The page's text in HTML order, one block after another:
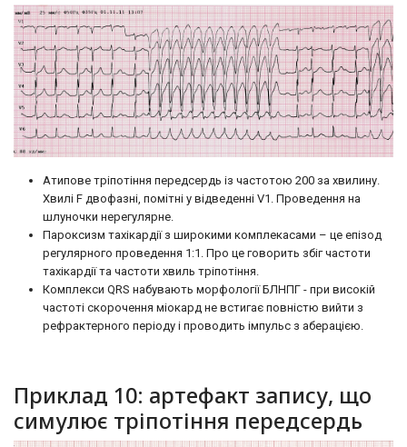
Атипове тріпотіння передсердь із частотою 200 за хвилину.
Хвилі F двофазні, помітні у відведенні V1. Проведення на
шлуночки нерегулярне.
Пароксизм тахікардії з широкими комплекасами – це епізод
регулярного проведення 1:1. Про це говорить збіг частоти
тахікардії та частоти хвиль тріпотіння.
Комплекси QRS набувають морфології БЛНПГ - при високій
частоті скорочення міокард не встигає повністю вийти з
рефрактерного періоду і проводить імпульс з аберацією.
Приклад 10: артефакт запису, що
симулює тріпотіння передсердь